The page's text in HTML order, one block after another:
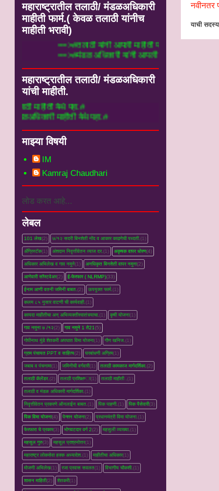
नवीनतर
याची
महाराष्ट्रातील तलाठी/ मंडळअधिकारी
माहीती फार्म.( केवळ तलाठी यांनीच
माहीती भरावी)
==>#तलाठी यांनी आपली माहीती
==>#मंडळ अधिकारी यांनी आपली
महाराष्ट्रातील तलाठी/ मंडळअधिकारी
यांची माहीती.
येथे पहा.#
येथे पहा.#
माझ्या विषयी
IM
Kamraj Chaudhari
लोड करत आहे...
लेबल
101 लेख(2) ७/१२ सदरी बिनशेती नोंद व आकार काढणेची पध्दती.(1)
ॲग्रिस्टॅक(1) अंशदान निवृत्तीवेतन व्‍याज दर.(1) अकृषक वापर धोरण(4)
अधिकार अभिलेख व गाव नमुने(1) अनधिकृत बिनशेती वापर नमुना(2)
आणेवारी सॉफ्टवेअर(2) ई-फेरफार ( NLRMP)(33)
ईनाम आणी वतनी जमिनी बाबत.(2) ऊपयुक्त फार्म.(1)
कलम ८५ नुसार वाटणी ची कार्यवाही.(1)
कायदा माहीतीचा अन् अभिव्यक्तीस्वातंत्र्याचा.(1) कृषी योजना(1)
गाव नमुना ७ /१२(2) गाव नमुने 1 ते21(5)
गोपीनाथ मुंडे शेतकरी अपघात विमा योजना(1) गौण खनिज.(1)
ग्राम पंचायत PPT व साहित्य(2) घरबांधणी अग्रिम(1)
जबाब व पंचनामा(1) जमिनीची वर्गवारी(1) तलाठी कामकाज मार्गदर्शिका.(2)
तलाठी कॅलेंडर.(2) तलाठी प्रशिक्षण्‍ा(1) तलाठी माहीती .(1)
तलाठी व मंडळ अधिकारी मार्गदर्शिका.(1)
निवृत्तीवेतन प्रकरणे ऑनलाईन बाबत.(1) पिक पाहणी.(1) पिक पैसेवारी(3)
पिक विमा योजना(4) पेन्शन योजना(2) प्रधानमंत्री विमा योजना.(1)
फेरफारा चे प्रकार(3) भोगवटदार वर्ग 2(2) महसुली व्‍याख्‍या.(1)
महसूल गुरु(3) महसूल प्रश्रनोत्तर(1)
महाराष्ट्र लोकसेवा हक्क अध्यादेश.(1) माहीतीचा अधिकार(1)
मोजणी अभिलेख(1) रजा प्रवास सवलत(1) विभागीय चौकशी.(1)
शासन माहिती(2) शेतकरी(1)